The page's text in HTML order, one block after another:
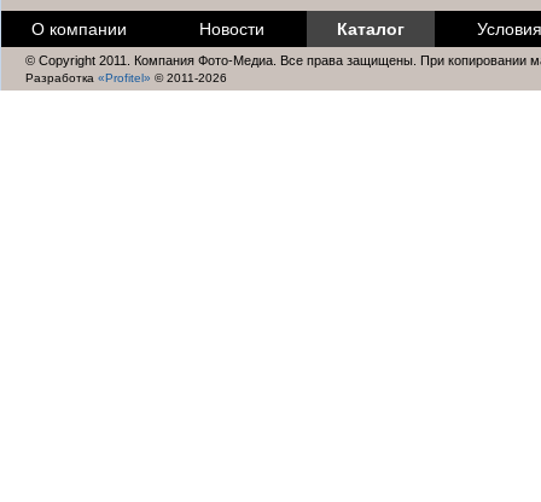
О компании Новости Каталог
© Copyright 2011. Компания Фото-Медиа. Все права защищены. При копировании
Разработка «Profitel» © 2011-2026